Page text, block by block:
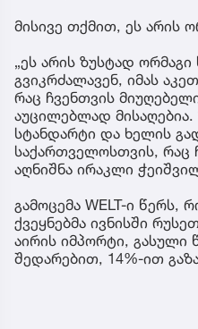
მისივე თქმით, ეს არის
„ეს არის ზუსტად
გვიკრძალავენ, იმას
რაც ჩვენთვის
აუცილებლად
სტანდარტი და ხელის
საქართველოსთვის, რაც
აღნიშნა ირაკლი
გამოცემა WELT-ი წერს,
ქვეყნებმა ივნისში
აირის იმპორტი, გასული
შედარებით, 14%-ით